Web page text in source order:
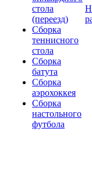
стола
(переезд)
Сборка
теннисного
стола
Сборка
батута
Сборка
аэрохоккея
Сборка
настольного
футбола